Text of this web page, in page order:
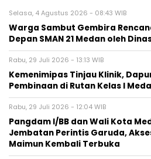
Selasa, 4 Agustus 2026 - 08:43 WIB
Warga Sambut Gembira
Depan SMAN 21 Medan oleh
Rabu, 29 Juli 2026 - 13:13 WIB
Kemenimipas Tinjau Klinik,
Pembinaan di Rutan Kelas I
Rabu, 29 Juli 2026 - 12:04 WIB
Pangdam I/BB dan Wali Kota
Jembatan Perintis Garuda,
Maimun Kembali Terbuka